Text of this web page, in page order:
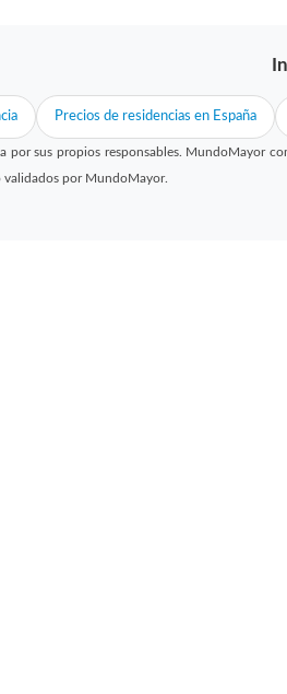
Precios de residencias en España
por sus propios responsables. MundoMayor
validados por MundoMayor.